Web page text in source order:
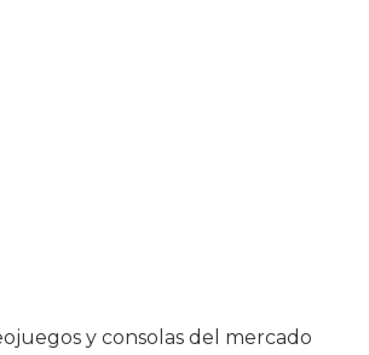
y consolas del mercado